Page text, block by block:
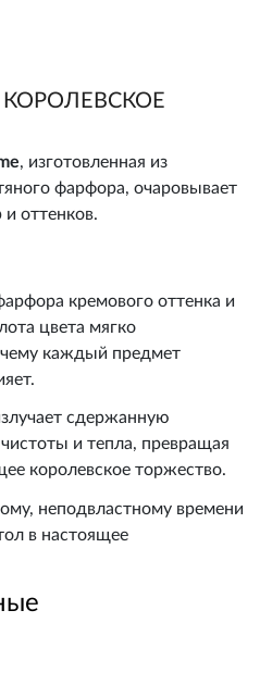
, изготовленная из
фарфора, очаровывает
и оттенков.
кремового оттенка и
цвета мягко
чему каждый предмет
сдержанную
и тепла, превращая
королевское торжество.
неподвластному времени
в настоящее